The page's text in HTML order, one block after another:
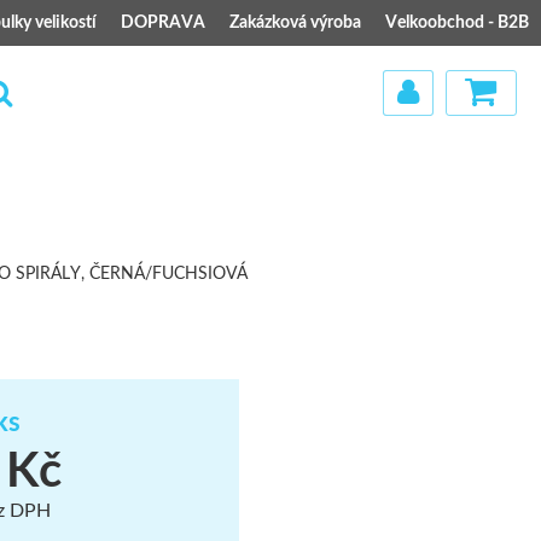
velikostí DOPRAVA Zakázková výroba Velkoobchod - B2B
SPIRÁLY, ČERNÁ/FUCHSIOVÁ
DPH